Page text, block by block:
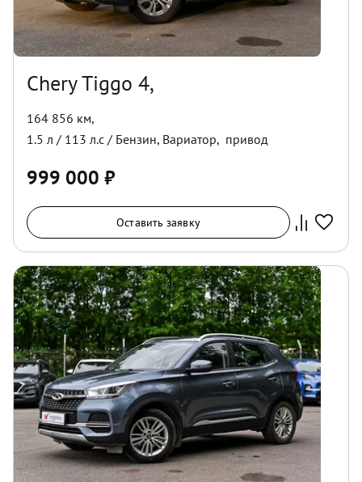
Chery Tiggo 4,
164 856 км,
1.5 л / 113 л.с / Бензин, Вариатор, привод
999 000 ₽
Оставить заявку